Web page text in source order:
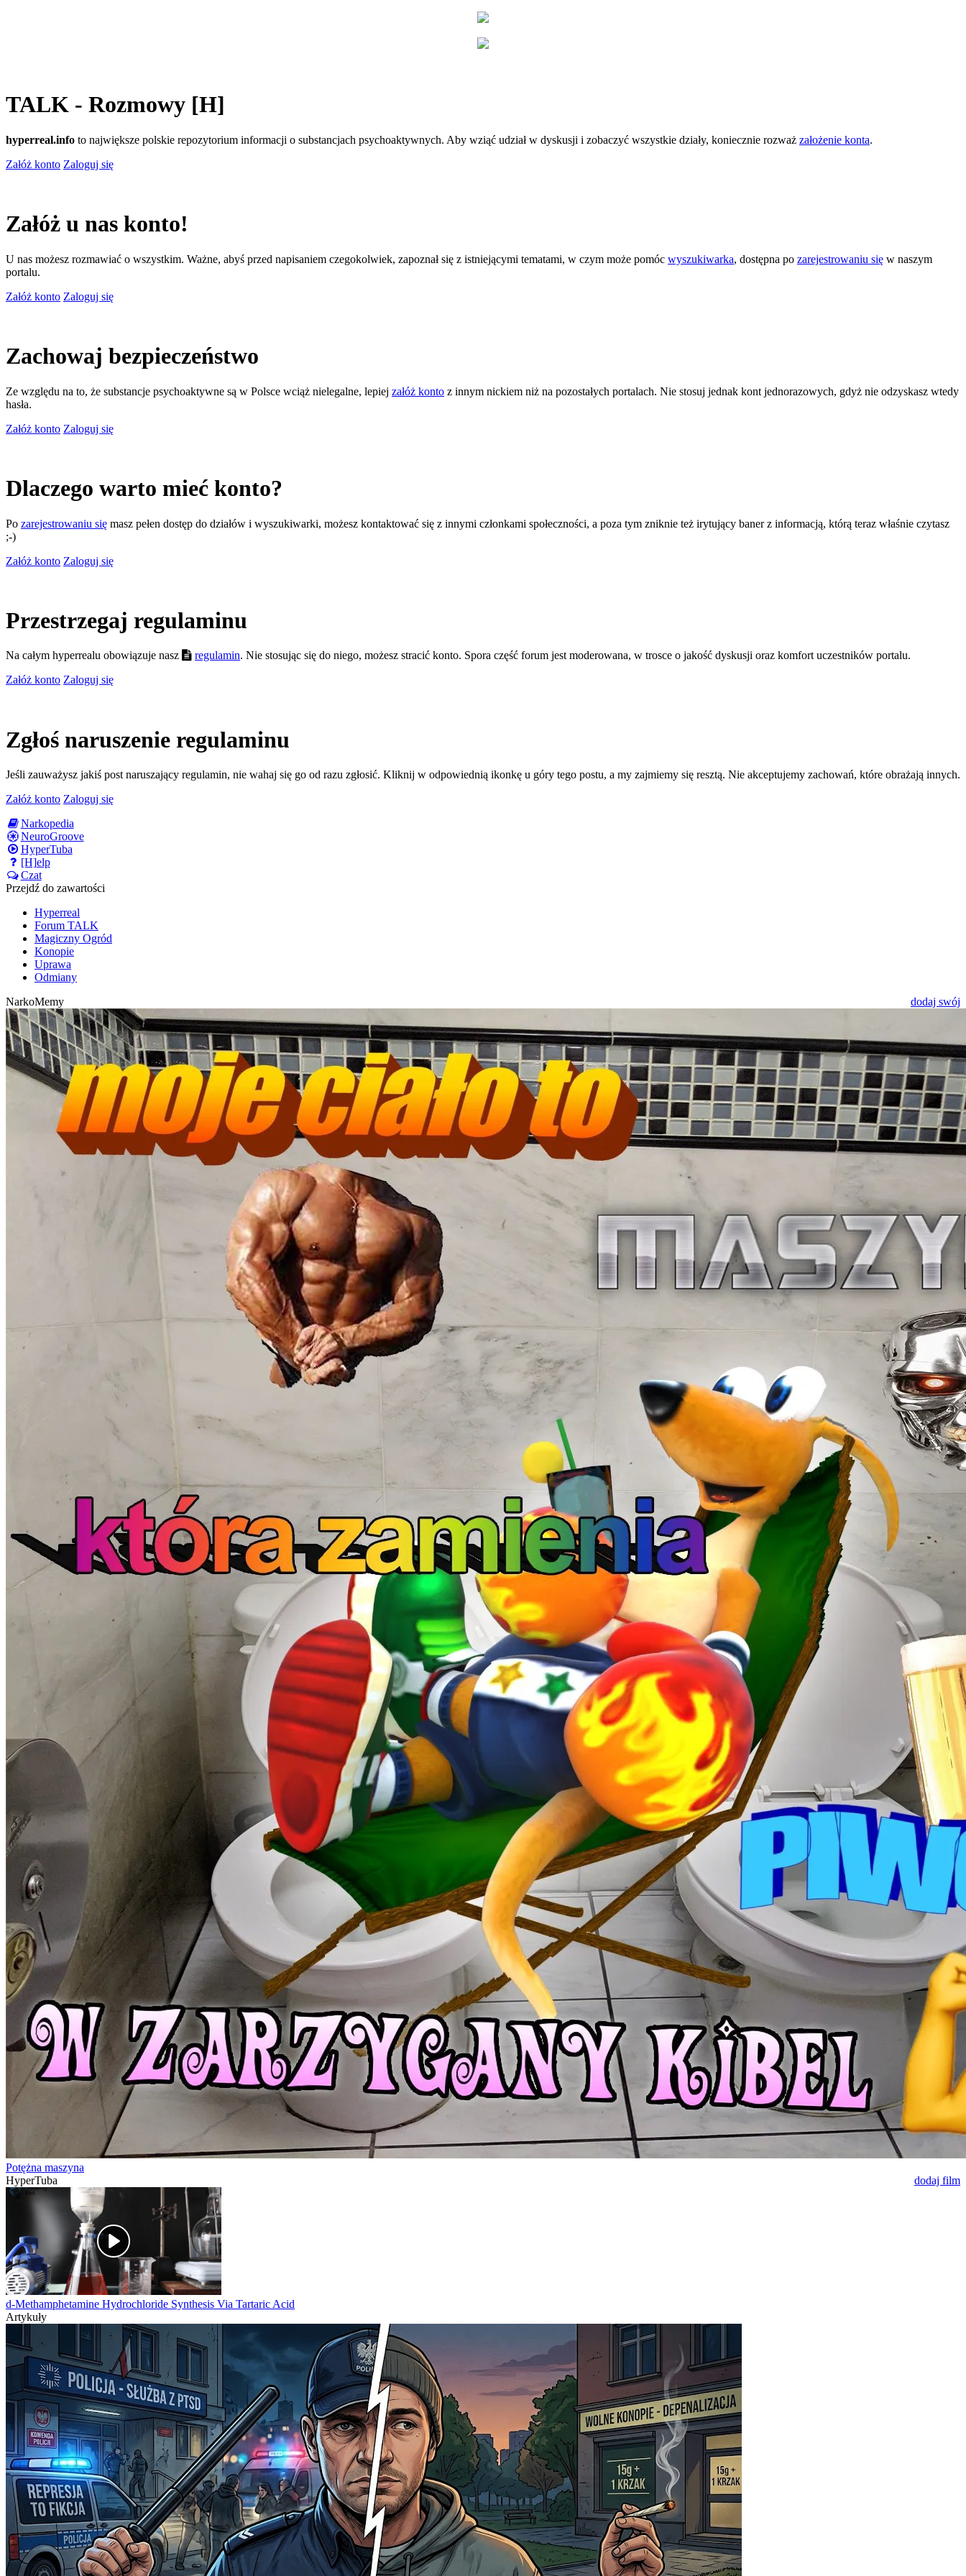
TALK - Rozmowy [H]
hyperreal.info to największe polskie repozytorium informacji o substancjach psychoaktywnych. Aby wziąć udział w dyskusji i zobaczyć wszystkie działy, koniecznie rozważ założenie konta.
Załóż konto Zaloguj się
Załóż u nas konto!
U nas możesz rozmawiać o wszystkim. Ważne, abyś przed napisaniem czegokolwiek, zapoznał się z istniejącymi tematami, w czym może pomóc wyszukiwarka, dostępna po zarejestrowaniu się w naszym
portalu.
Załóż konto Zaloguj się
Zachowaj bezpieczeństwo
Ze względu na to, że substancje psychoaktywne są w Polsce wciąż nielegalne, lepiej załóż konto z innym nickiem niż na pozostałych portalach. Nie stosuj jednak kont jednorazowych, gdyż nie odzyskasz wtedy
hasła.
Załóż konto Zaloguj się
Dlaczego warto mieć konto?
Po zarejestrowaniu się masz pełen dostęp do działów i wyszukiwarki, możesz kontaktować się z innymi członkami społeczności, a poza tym zniknie też irytujący baner z informacją, którą teraz właśnie czytasz
;-)
Załóż konto Zaloguj się
Przestrzegaj regulaminu
Na całym hyperrealu obowiązuje nasz regulamin. Nie stosując się do niego, możesz stracić konto. Spora część forum jest moderowana, w trosce o jakość dyskusji oraz komfort uczestników portalu.
Załóż konto Zaloguj się
Zgłoś naruszenie regulaminu
Jeśli zauważysz jakiś post naruszający regulamin, nie wahaj się go od razu zgłosić. Kliknij w odpowiednią ikonkę u góry tego postu, a my zajmiemy się resztą. Nie akceptujemy zachowań, które obrażają innych.
Załóż konto Zaloguj się
Narkopedia
NeuroGroove
HyperTuba
[H]elp
Czat
Przejdź do zawartości
Hyperreal
Forum TALK
Magiczny Ogród
Konopie
Uprawa
Odmiany
NarkoMemy
dodaj swój
Potężna maszyna
HyperTuba
dodaj film
d-Methamphetamine Hydrochloride Synthesis Via Tartaric Acid
Artykuły